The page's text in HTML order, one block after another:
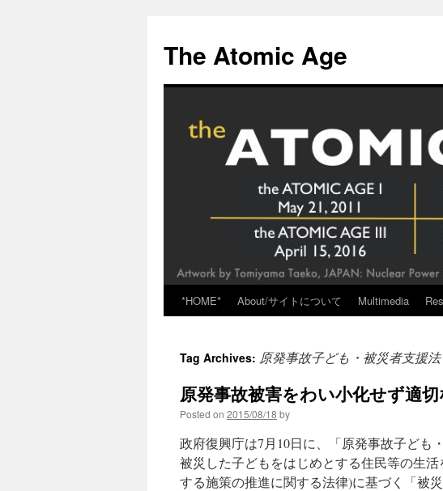
content
The Atomic Age
*HOME* About/サイトについて Multimedia
Tag Archives: 原発事故子ども・被災者支援法
原発事故被害をわい小化せず適
Posted on 2015/08/18 by
政府復興庁は7月10日に、「原発事故子ども
被災した子どもをはじめとする住民等の生
する施策の推進に関する法律)に基づく「被